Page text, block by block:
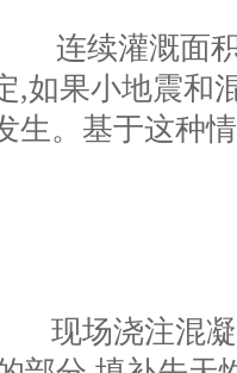
连续灌溉面积
,如果小地震和
生。基于这种
现场浇注混凝